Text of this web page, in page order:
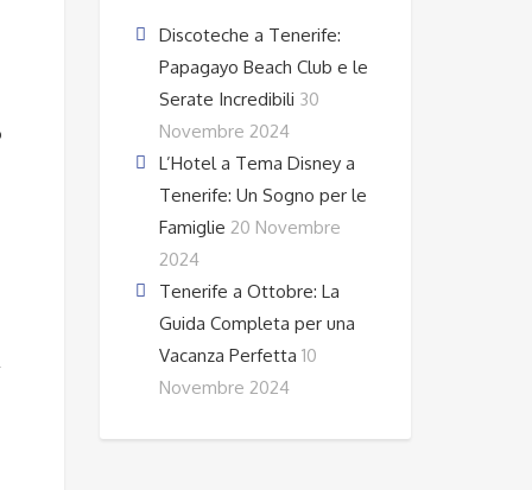
Discoteche a Tenerife:
Papagayo Beach Club e le
Serate Incredibili 30
Novembre 2024
L’Hotel a Tema Disney a
Tenerife: Un Sogno per le
Famiglie 20 Novembre
2024
Tenerife a Ottobre: La
Guida Completa per una
Vacanza Perfetta 10
Novembre 2024